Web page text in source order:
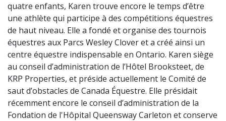
quatre enfants, Karen trouve encore le temps d’être
une athlète qui participe à des compétitions équestres
de haut niveau. Elle a fondé et organise des tournois
équestres aux Parcs Wesley Clover et a créé ainsi un
centre équestre indispensable en Ontario. Karen siège
au conseil d’administration de l’Hôtel Brooksteet, de
KRP Properties, et préside actuellement le Comité de
saut d’obstacles de Canada Équestre. Elle présidait
récemment encore le conseil d’administration de la
Fondation de l'Hôpital Queensway Carleton et conserve